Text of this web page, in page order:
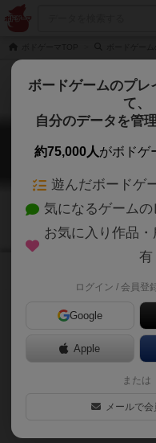
キ
無人島から脱出し
ム！
全員で協力するサバ
ボードゲームのプレ
て、
自分のデータを管
約75,000人がボドゲ
遊んだボードゲ
気になるゲーム
お気に入り作品
有
ログイン / 会員登
Google
Apple
または
メールで会